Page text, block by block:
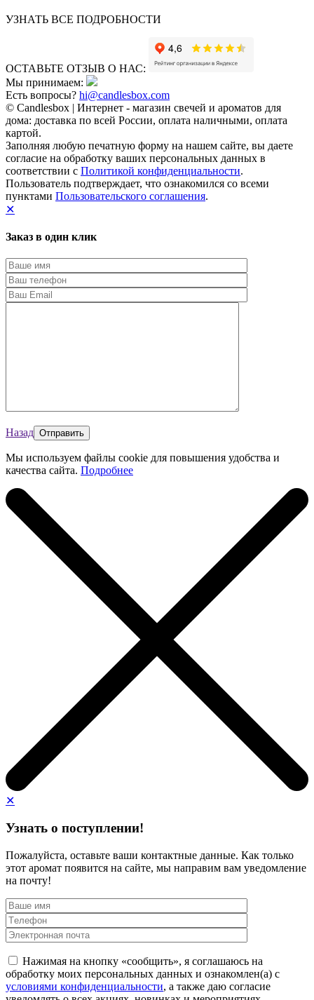
УЗНАТЬ ВСЕ ПОДРОБНОСТИ
ОСТАВЬТЕ ОТЗЫВ О НАС:
Мы принимаем:
Есть вопросы? hi@candlesbox.com
© Candlesbox | Интернет - магазин свечей и ароматов для
дома: доставка по всей России, оплата наличными, оплата
картой.
Заполняя любую печатную форму на нашем сайте, вы даете
согласие на обработку ваших персональных данных в
соответствии с Политикой конфиденциальности.
Пользователь подтверждает, что ознакомился со всеми
пунктами Пользовательского соглашения.
✕
Заказ в один клик
Назад
Мы используем файлы cookie для повышения удобства и
качества сайта. Подробнее
✕
Узнать о поступлении!
Пожалуйста, оставьте ваши контактные данные. Как только
этот аромат появится на сайте, мы направим вам уведомление
на почту!
Нажимая на кнопку «сообщить», я соглашаюсь на
обработку моих персональных данных и ознакомлен(а) с
условиями конфиденциальности, а также даю согласие